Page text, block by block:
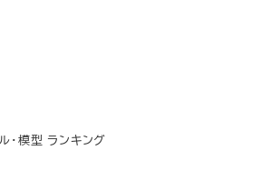
・模型 ランキング